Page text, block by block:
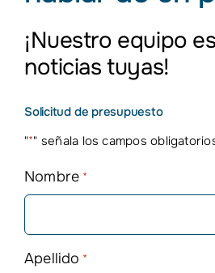
¡Nuestro equipo
noticias tuyas!
Solicitud de presupuesto
"*" señala los campos
Nombre *
Apellido *